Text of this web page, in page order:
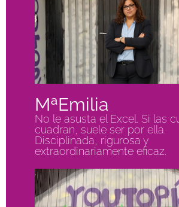
MªEmilia
No le asusta el Excel. Si las
cuadran, suele ser por ella.
Disciplinada, rigurosa y
extraordinariamente eficaz.